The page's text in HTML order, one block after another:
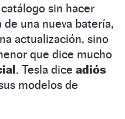
sin hacer
una nueva batería,
actualización, sino
que dice mucho
. Tesla dice adiós
modelos de